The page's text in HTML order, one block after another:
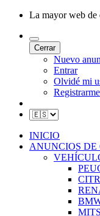
La mayor web de
Cerrar
Nuevo
Entrar
Olvidé mi
Registrarme
INICIO
ANUNCIOS DE